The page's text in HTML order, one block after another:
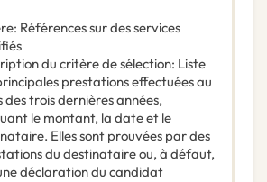
: Références sur des services
du critère de sélection: Liste
prestations effectuées au
des trois dernières années,
le montant, la date et le
Elles sont prouvées par des
du destinataire ou, à défaut,
déclaration du candidat